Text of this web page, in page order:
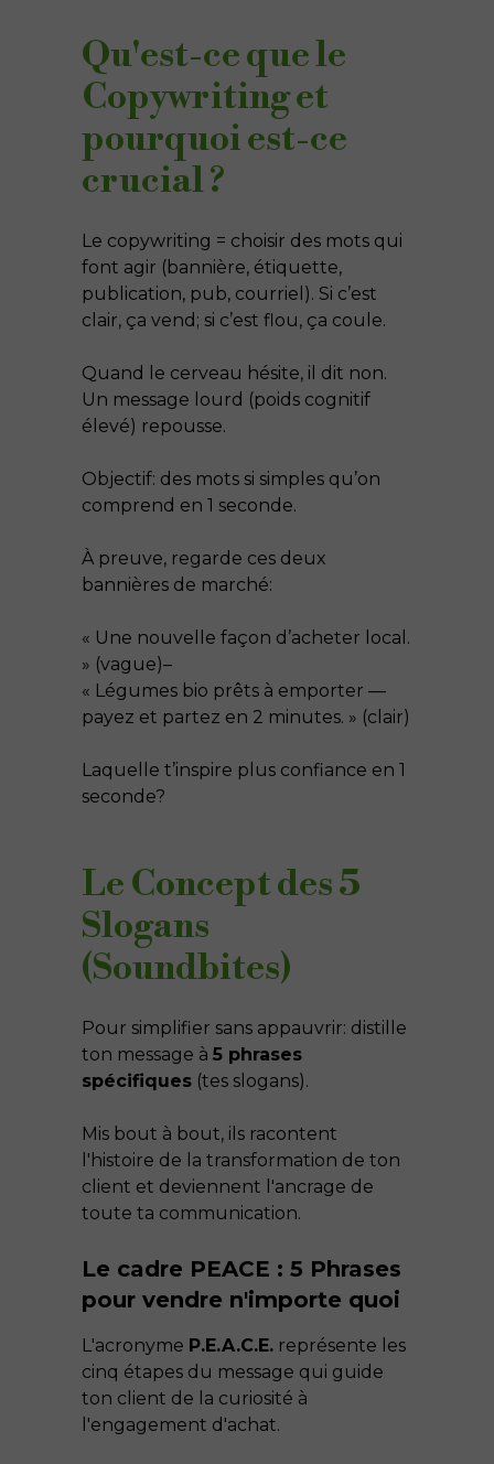
Qu'est-ce que le
Copywriting et
pourquoi est-ce
crucial ?
Le copywriting = choisir des mots qui
font agir (bannière, étiquette,
publication, pub, courriel). Si c’est
clair, ça vend; si c’est flou, ça coule.
Quand le cerveau hésite, il dit non.
Un message lourd (poids cognitif
élevé) repousse.
Objectif: des mots si simples qu’on
comprend en 1 seconde.
À preuve, regarde ces deux
bannières de marché:
« Une nouvelle façon d’acheter local.
» (vague)–
« Légumes bio prêts à emporter —
payez et partez en 2 minutes. » (clair)
Laquelle t’inspire plus confiance en 1
seconde?
Le Concept des 5
Slogans
(Soundbites)
Pour simplifier sans appauvrir: distille
ton message à 5 phrases
spécifiques (tes slogans).
Mis bout à bout, ils racontent
l'histoire de la transformation de ton
client et deviennent l'ancrage de
toute ta communication.
Le cadre PEACE : 5 Phrases
pour vendre n'importe quoi
L'acronyme P.E.A.C.E. représente les
cinq étapes du message qui guide
ton client de la curiosité à
l'engagement d'achat.